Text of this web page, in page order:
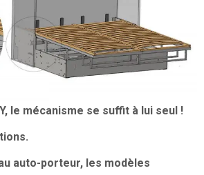
le mécanisme se suffit à lui seul !
auto-porteur, les modèles